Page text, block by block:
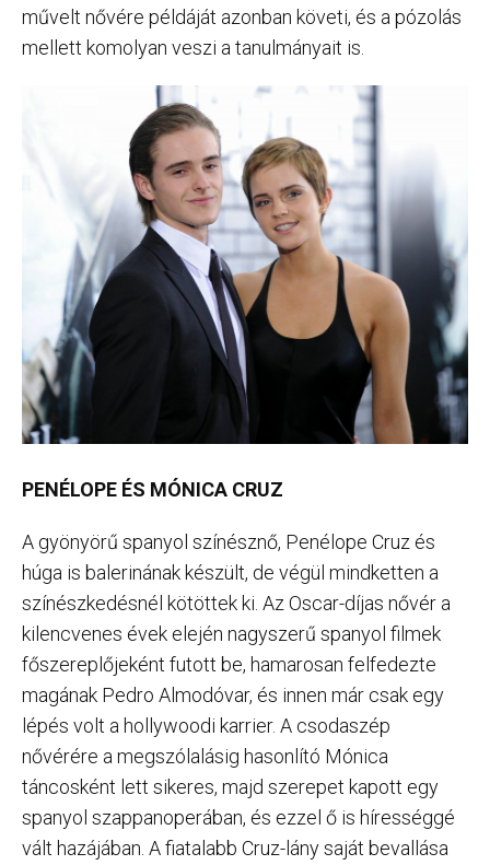
művelt nővére példáját azonban követi, és a pózolás
mellett komolyan veszi a tanulmányait is.
PENÉLOPE ÉS MÓNICA CRUZ
A gyönyörű spanyol színésznő, Penélope Cruz és
húga is balerinának készült, de végül mindketten a
színészkedésnél kötöttek ki. Az Oscar-díjas nővér a
kilencvenes évek elején nagyszerű spanyol filmek
főszereplőjeként futott be, hamarosan felfedezte
magának Pedro Almodóvar, és innen már csak egy
lépés volt a hollywoodi karrier. A csodaszép
nővérére a megszólalásig hasonlító Mónica
táncosként lett sikeres, majd szerepet kapott egy
spanyol szappanoperában, és ezzel ő is hírességgé
vált hazájában. A fiatalabb Cruz-lány saját bevallása